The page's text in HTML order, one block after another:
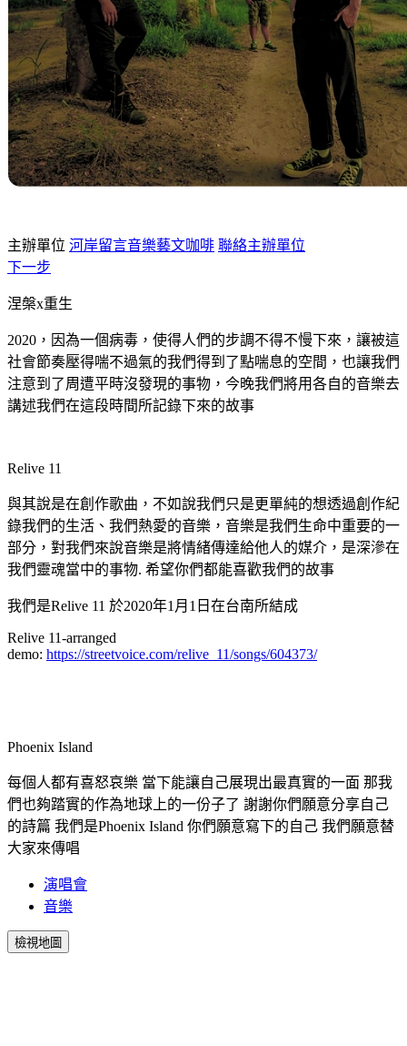
主辦單位 河岸留言音樂藝文咖啡 聯絡主辦單位
下一步
涅槃x重⽣
2020，因為⼀個病毒，使得⼈們的步調不得不慢下來，讓被這
社會節奏壓得喘不過氣的我們得到了點喘息的空間，也讓我們
注意到了周遭平時沒發現的事物，今晚我們將用各自的音樂去
講述我們在這段時間所記錄下來的故事
Relive 11
與其說是在創作歌曲，不如說我們只是更單純的想透過創作紀
錄我們的生活、我們熱愛的⾳樂，⾳樂是我們生命中重要的⼀
部分，對我們來說音樂是將情緒傳達給他⼈的媒介，是深滲在
我們靈魂當中的事物. 希望你們都能喜歡我們的故事
我們是Relive 11 於2020年1月1日在台南所結成
Relive 11-arranged
demo: https://streetvoice.com/relive_11/songs/604373/
Phoenix Island
每個⼈都有喜怒哀樂 當下能讓⾃己展現出最真實的⼀面 那我
們也夠踏實的作為地球上的⼀份⼦了 謝謝你們願意分享⾃己
的詩篇 我們是Phoenix Island 你們願意寫下的⾃己 我們願意替
⼤家來傳唱
演唱會
音樂
檢視地圖